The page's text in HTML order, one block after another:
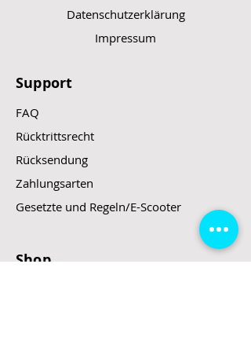
Datenschutzerklärung
Impressum
Support
FAQ
Rücktrittsrecht
Rücksendung
Zahlungsarten
Gesetzte und Regeln/E-Scooter
Shop